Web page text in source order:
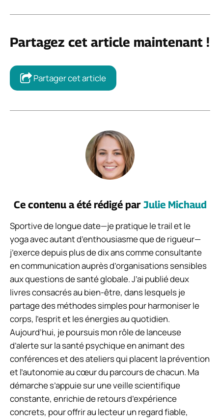
Partagez cet article maintenant !
Partager cet article
Ce contenu a été rédigé par Julie Michaud
Sportive de longue date—je pratique le trail et le
yoga avec autant d’enthousiasme que de rigueur—
j’exerce depuis plus de dix ans comme consultante
en communication auprès d’organisations sensibles
aux questions de santé globale. J’ai publié deux
livres consacrés au bien-être, dans lesquels je
partage des méthodes simples pour harmoniser le
corps, l’esprit et les énergies au quotidien.
Aujourd’hui, je poursuis mon rôle de lanceuse
d’alerte sur la santé psychique en animant des
conférences et des ateliers qui placent la prévention
et l’autonomie au cœur du parcours de chacun. Ma
démarche s’appuie sur une veille scientifique
constante, enrichie de retours d’expérience
concrets, pour offrir au lecteur un regard fiable,